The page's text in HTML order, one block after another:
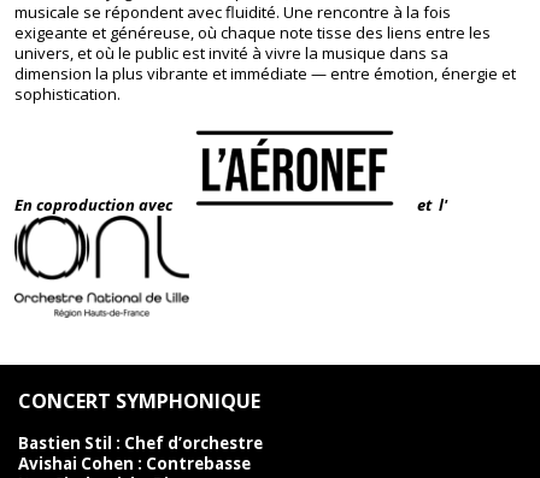
musicale se répondent avec fluidité. Une rencontre à la fois
exigeante et généreuse, où chaque note tisse des liens entre les
univers, et où le public est invité à vivre la musique dans sa
dimension la plus vibrante et immédiate — entre émotion, énergie et
sophistication.
En coproduction avec et l'
CONCERT SYMPHONIQUE
Bastien Stil : Chef d’orchestre
Avishai Cohen : Contrebasse